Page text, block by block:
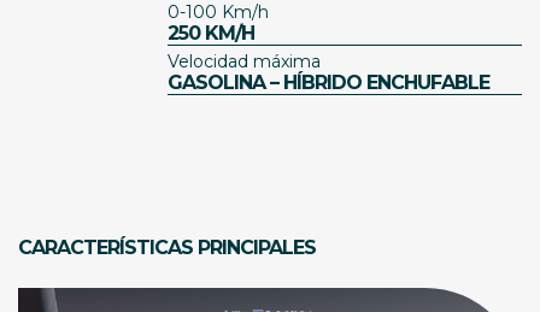
0-100 Km/h
250 KM/H
Velocidad máxima
GASOLINA – HÍBRIDO ENCHUFABLE
CARACTERÍSTICAS PRINCIPALES